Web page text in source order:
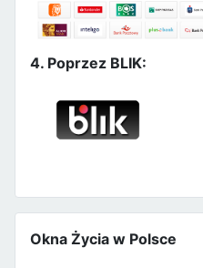
4. Poprzez BLIK:
Okna Życia w Polsce